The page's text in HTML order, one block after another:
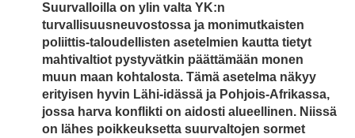
Suurvalloilla on ylin valta YK:n
turvallisuusneuvostossa ja monimutkaisten
poliittis-taloudellisten asetelmien kautta tietyt
mahtivaltiot pystyvätkin päättämään monen
muun maan kohtalosta. Tämä asetelma näkyy
erityisen hyvin Lähi-idässä ja Pohjois-Afrikassa,
jossa harva konflikti on aidosti alueellinen. Niissä
on lähes poikkeuksetta suurvaltojen sormet